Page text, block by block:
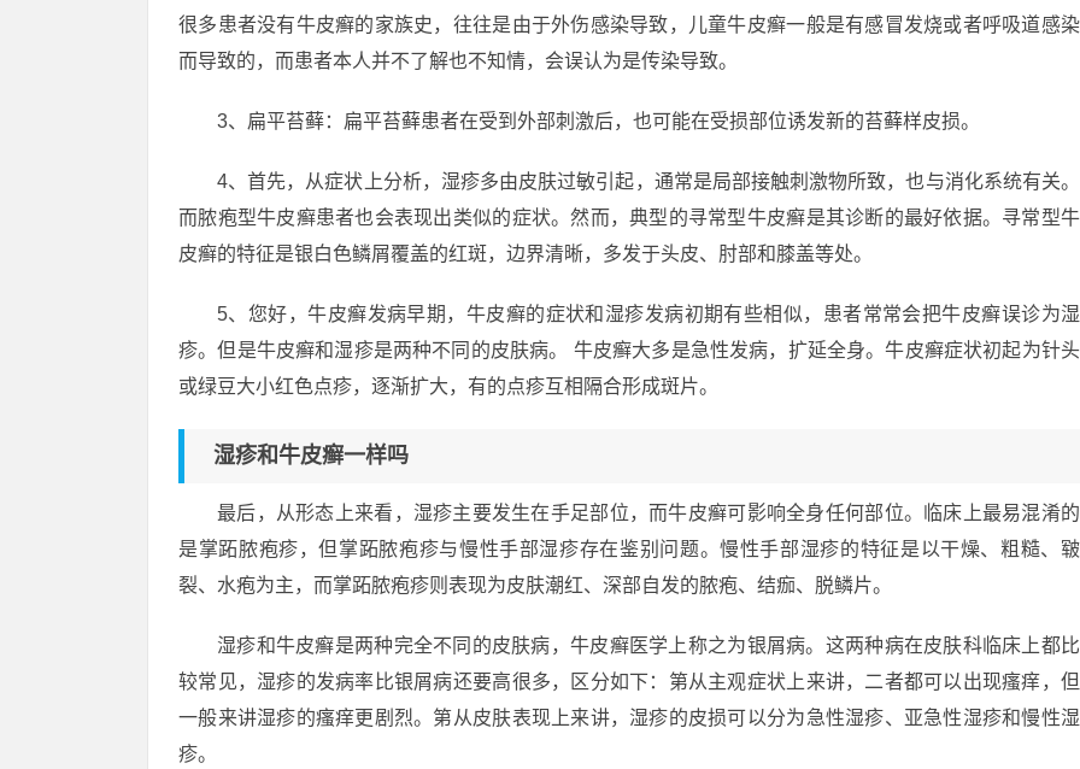
很多患者没有牛皮癣的家族史，往往是由于外伤感染导致，儿童牛皮癣一般是有感冒发烧或者呼吸道感染
而导致的，而患者本人并不了解也不知情，会误认为是传染导致。
3、扁平苔藓：扁平苔藓患者在受到外部刺激后，也可能在受损部位诱发新的苔藓样皮损。
4、首先，从症状上分析，湿疹多由皮肤过敏引起，通常是局部接触刺激物所致，也与消化系统有关。
而脓疱型牛皮癣患者也会表现出类似的症状。然而，典型的寻常型牛皮癣是其诊断的最好依据。寻常型牛
皮癣的特征是银白色鳞屑覆盖的红斑，边界清晰，多发于头皮、肘部和膝盖等处。
5、您好，牛皮癣发病早期，牛皮癣的症状和湿疹发病初期有些相似，患者常常会把牛皮癣误诊为湿
疹。但是牛皮癣和湿疹是两种不同的皮肤病。 牛皮癣大多是急性发病，扩延全身。牛皮癣症状初起为针头
或绿豆大小红色点疹，逐渐扩大，有的点疹互相隔合形成斑片。
湿疹和牛皮癣一样吗
最后，从形态上来看，湿疹主要发生在手足部位，而牛皮癣可影响全身任何部位。临床上最易混淆的
是掌跖脓疱疹，但掌跖脓疱疹与慢性手部湿疹存在鉴别问题。慢性手部湿疹的特征是以干燥、粗糙、皲
裂、水疱为主，而掌跖脓疱疹则表现为皮肤潮红、深部自发的脓疱、结痂、脱鳞片。
湿疹和牛皮癣是两种完全不同的皮肤病，牛皮癣医学上称之为银屑病。这两种病在皮肤科临床上都比
较常见，湿疹的发病率比银屑病还要高很多，区分如下：第从主观症状上来讲，二者都可以出现瘙痒，但
一般来讲湿疹的瘙痒更剧烈。第从皮肤表现上来讲，湿疹的皮损可以分为急性湿疹、亚急性湿疹和慢性湿
疹。